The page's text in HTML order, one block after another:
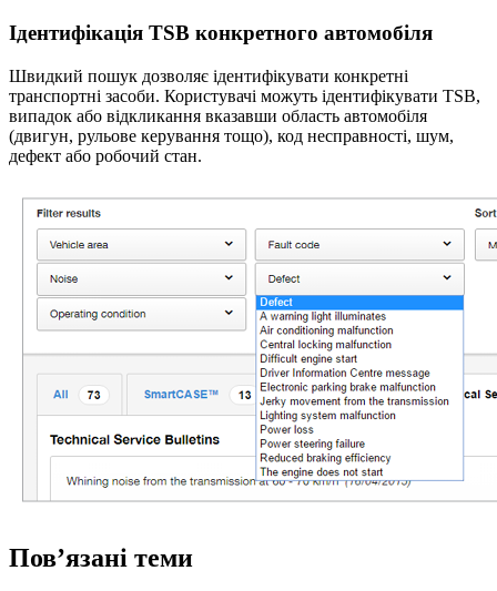
Ідентифікація TSB конкретного автомобіля
Швидкий пошук дозволяє ідентифікувати конкретні
транспортні засоби. Користувачі можуть ідентифікувати TSB,
випадок або відкликання вказавши область автомобіля
(двигун, рульове керування тощо), код несправності, шум,
дефект або робочий стан.
Пов’язані теми